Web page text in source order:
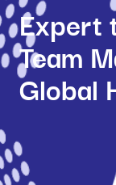
Expert
Team
Global